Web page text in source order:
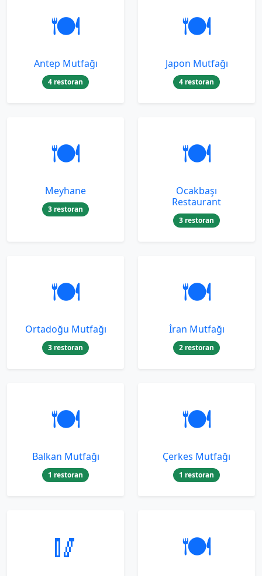
🍽️
Antep Mutfağı
4 restoran
🍽️
Japon Mutfağı
4 restoran
🍽️
Meyhane
3 restoran
🍽️
Ocakbaşı
Restaurant
3 restoran
🍽️
Ortadoğu Mutfağı
3 restoran
🍽️
İran Mutfağı
2 restoran
🍽️
Balkan Mutfağı
1 restoran
🍽️
Çerkes Mutfağı
1 restoran
🥢 🍽️